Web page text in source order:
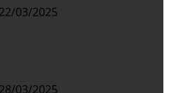
03/2025
03/2025